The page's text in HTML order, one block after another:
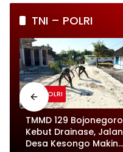
TNI – POLRI
TNI/POLRI
TMMD 129 Bojonegoro
Kebut Drainase, Jalan
Desa Kesongo Makin